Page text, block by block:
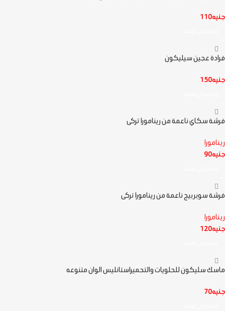
جنيه110
فرادة عجين سيليكون
جنيه150
فرشة سكاي ناعمة من رينامورا تركى
رينامورا
جنيه90
فرشة سوبر بيج ناعمة من رينامورا تركى
رينامورا
جنيه120
ماسك سليكون للحلويات والتحميراستانليس الوان متنوعه
جنيه70